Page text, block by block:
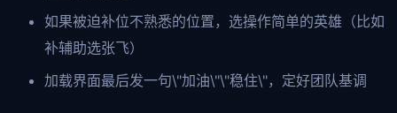
如果被迫补位不熟悉的位置，选操作简单的英雄（比如
补辅助选张飞）
加载界面最后发一句\"加油\"\"稳住\"，定好团队基调